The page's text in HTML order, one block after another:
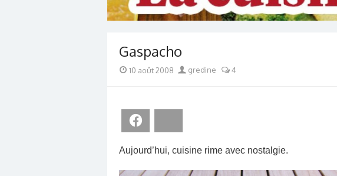
Gaspacho
Posted
10 août 2008 Author
gredine 4
Aujourd’hui, cuisine rime avec nostalgie.